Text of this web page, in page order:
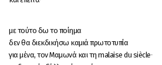
με τούτο δω το ποίημα
δεν θα διεκδικήσω καμιά πρωτοτυπία
για μένα, τον Μαμωνά και τη malaise du siècle∙